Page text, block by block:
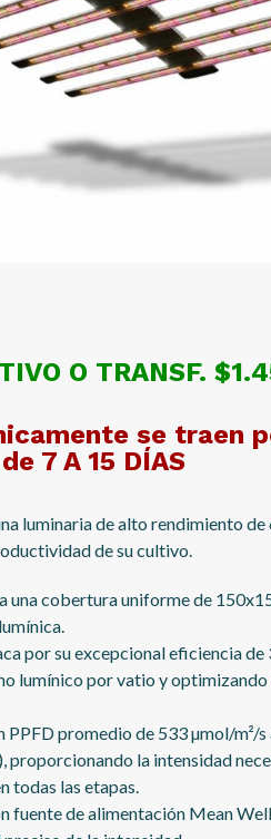
O TRANSF.
se traen
7 A 15 DÍAS
luminaria de alto rendimiento de
de su cultivo.
una cobertura uniforme de
por su excepcional eficiencia de
lumínico por vatio y optimizando
promedio de 533 µmol/m²/s
proporcionando la intensidad
todas las etapas.
fuente de alimentación Mean